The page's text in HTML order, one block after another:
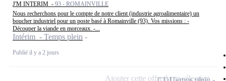
J'M INTERIM - 93 - ROMAINVILLE
Nous recherchons pour le compte de notre client (industrie agroalimentaire) un
boucher industriel pour un poste basé à Romainville (93). Vos missions : -
Découper la viande en morceaux. -...
Intérim - Temps plein
Publié il y a 2 jours
Ajouter cette offre à ma sélection